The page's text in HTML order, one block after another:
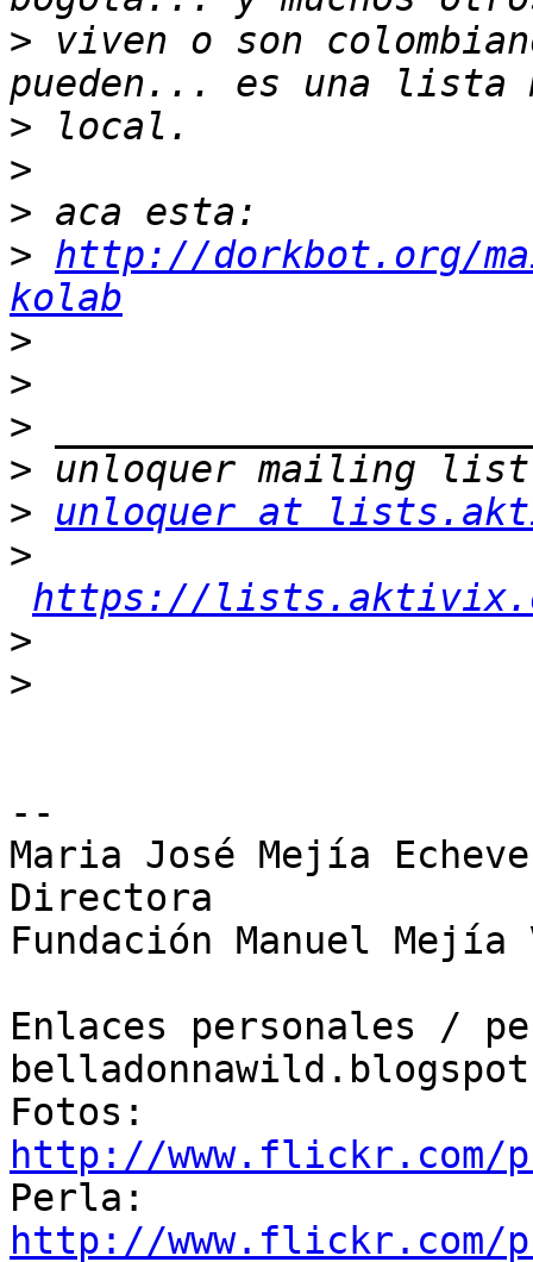
> viven o son
>
>
>
> http://dorkbot.org/
kolab
>
>
>
>
>
unloquer at
>
https://
>
>
--
Maria José Mejía
Directora
Fundación Manuel
Enlaces personales /
http://www.flickr.com/
http://www.flickr.com/